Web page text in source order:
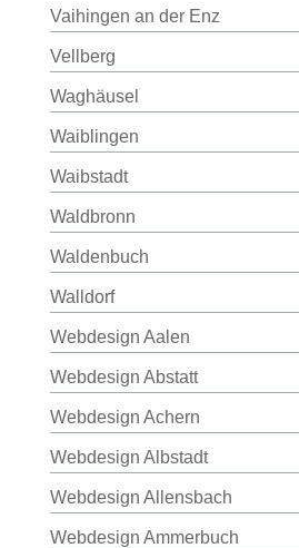
Vaihingen an der Enz
Vellberg
Waghäusel
Waiblingen
Waibstadt
Waldbronn
Waldenbuch
Walldorf
Webdesign Aalen
Webdesign Abstatt
Webdesign Achern
Webdesign Albstadt
Webdesign Allensbach
Webdesign Ammerbuch